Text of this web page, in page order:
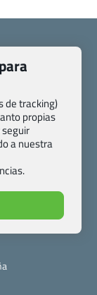
específicas
de tracking)
propias
a nuestra